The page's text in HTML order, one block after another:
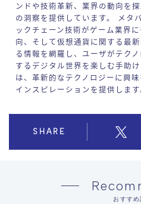
ンドや技術革新、業界の動向を
の洞察を提供しています。 メタ
ックチェーン技術がゲーム業界
向、そして仮想通貨に関する最
る情報を網羅し、ユーザがテク
するデジタル世界を楽しむ手助
は、革新的なテクノロジーに興
インスピレーションを提供します
SHARE
おすすめ